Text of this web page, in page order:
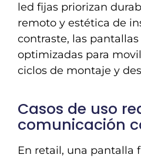
led fijas priorizan
remoto y estética de
contraste, las
optimizadas para
ciclos de montaje y
Casos de uso
comunicación
En retail, una pantalla